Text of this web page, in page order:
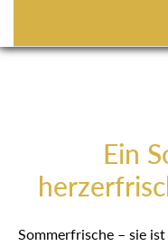
Ein
Sommerfrische – sie